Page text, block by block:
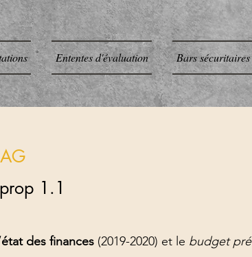
Ententes d'évaluation Bars sécuritaires
1.1
des finances (2019-2020) et le budget